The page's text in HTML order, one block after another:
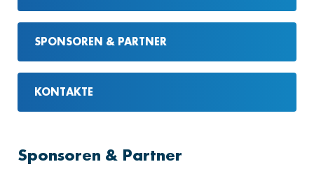
SPONSOREN & PARTNER
KONTAKTE
Sponsoren & Partner